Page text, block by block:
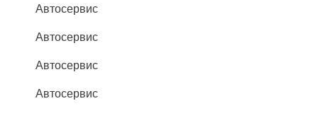
Автосервис
Автосервис
Автосервис
Автосервис